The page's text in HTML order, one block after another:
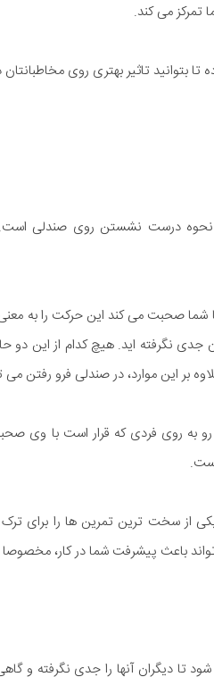
می کند.
بتوانید تاثیر بهتری روی مخاطبانتان
نحوه درست نشستن روی صندلی است.
شما صحبت می کند این حرکت را به
جدی نگرفته اید. هیچ کدام از این
این موارد، در صندلی فرو رفتن می
روی فردی که قرار است با وی صحبت
از سخت ترین تمرین ها را برای
باعث پیشرفت شما در کار،
تا دیگران آنها را جدی نگرفته و